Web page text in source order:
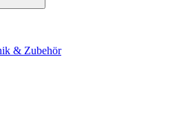
& Zubehör